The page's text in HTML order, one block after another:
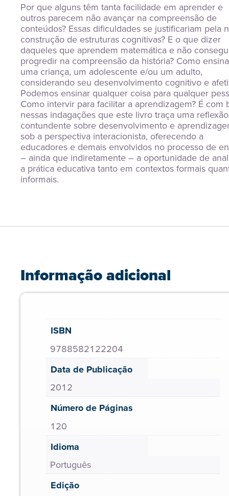
Por que alguns têm tanta facilidade em aprender e
outros parecem não avançar na compreensão de
conteúdos? Essas dificuldades se justificariam pela
construção de estruturas cognitivas? E o que dizer
daqueles que aprendem matemática e não
progredir na compreensão da história? Como
uma criança, um adolescente e/ou um adulto,
considerando seu desenvolvimento cognitivo e
Podemos ensinar qualquer coisa para qualquer
Como intervir para facilitar a aprendizagem? É com
nessas indagações que este livro traça uma reflexão
contundente sobre desenvolvimento e
sob a perspectiva interacionista, oferecendo a
educadores e demais envolvidos no processo de
– ainda que indiretamente – a oportunidade de
a prática educativa tanto em contextos formais
informais.
Informação adicional
ISBN
9788582122204
Data de Publicação
2012
Número de Páginas
120
Idioma
Português
Edição